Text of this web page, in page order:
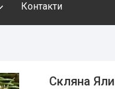
Контакти
Скляна